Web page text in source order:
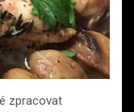
zpracovat